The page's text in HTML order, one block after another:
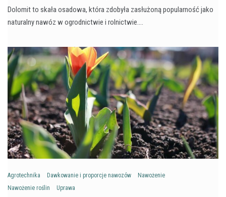
Dolomit to skała osadowa, która zdobyła zasłużoną popularność jako
naturalny nawóz w ogrodnictwie i rolnictwie.…
Agrotechnika Dawkowanie i proporcje nawozów
Nawożenie
Nawożenie roślin
Uprawa